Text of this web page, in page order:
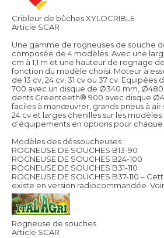
Cribleur de bûches XYLOCRIBLE
Article SCAR
Une gamme de rogneuses de souche
composée de 4 modèles. Avec une
cm à 1,1 m et une hauteur de rognage
fonction du modèle choisi. Moteur à
de 13 cv, 24 cv, 31 cv ou 37 cv.
700 avec un disque de Ø340 mm,
dents Greenteeth® 900 avec disque
faciles à manœuvrer, grands pneus à air
24 cv et larges chenilles sur les modèles
d’équipements en options pour chaque
Modèles des déssoucheuses :
ROGNEUSE DE SOUCHES B13-90
ROGNEUSE DE SOUCHES B24-100
ROGNEUSE DE SOUCHES B31-110
ROGNEUSE DE SOUCHES B37-110 –
existe en version radiocommandée.
Rogneuse de souches
Article SCAR